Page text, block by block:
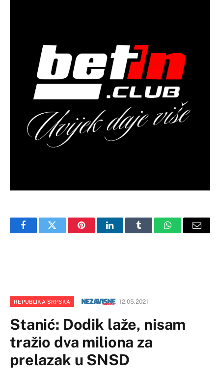
FacebookTwitter PinterestLinkedInTumblr WhatsAppEmail
REPUBLIKA SRPSKA 12.05.2021
Stanić: Dodik laže, nisam
tražio dva miliona za
prelazak u SNSD